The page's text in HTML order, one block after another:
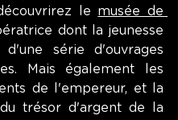
le musée de
dont la jeunesse
série d'ouvrages
Mais également les
de l'empereur, et la
trésor d'argent de la